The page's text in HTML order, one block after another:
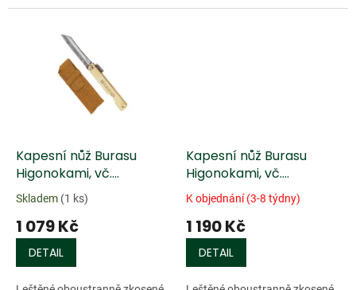
Kapesní nůž Burasu
Higonokami, vč.
měkkého koženého
pouzdra
Skladem (1 ks)
1 079 Kč
DETAIL
Kapesní nůž Burasu
Higonokami, vč.
pevného skládacího
koženého pouzdra
K objednání (3-8 týdny)
1 190 Kč
DETAIL